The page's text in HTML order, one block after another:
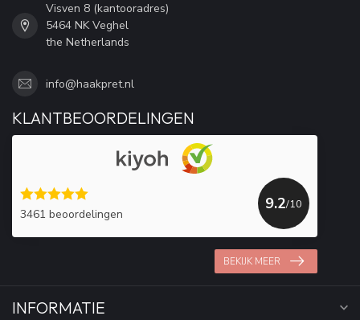
Visven 8 (kantooradres)
5464 NK Veghel
the Netherlands
info@haakpret.nl
KLANTBEOORDELINGEN
3461 beoordelingen
9.2/10
BEKIJK MEER
INFORMATIE